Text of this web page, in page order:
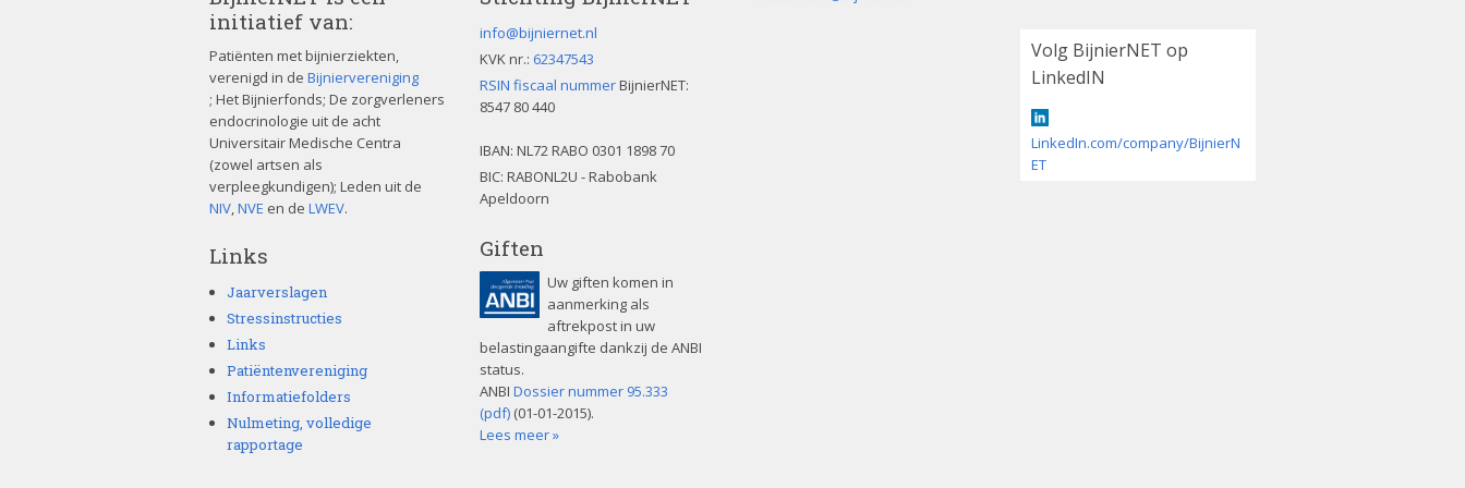
v
initiatief van:
Patiënten met bijnierziekten,
verenigd in de Bijniervereniging
; Het Bijnierfonds; De zorgverleners
endocrinologie uit de acht
Universitair Medische Centra
(zowel artsen als
verpleegkundigen); Leden uit de
NIV,NVE en de LWEV.
Links
Jaarverslagen
Stressinstructies
Links
Patiëntenvereniging
Informatiefolders
Nulmeting, volledige
rapportage
info@bijniernet.nl
KVK nr.: 62347543
RSIN fiscaal nummerBijnierNET:
8547 80 440
IBAN: NL72 RABO 0301 1898 70
BIC: RABONL2U - Rabobank
Apeldoorn
Giften
Uw giften komen in
aanmerking als
aftrekpost in uw
belastingaangifte dankzij de ANBI
status.
ANBI Dossier nummer 95.333
(pdf) (01-01-2015).
Lees meer »
Volg BijnierNET op
LinkedIN
LinkedIn.com/company/BijnierN
ET